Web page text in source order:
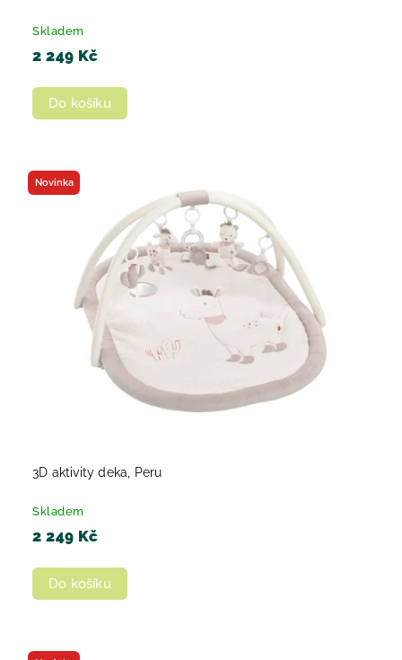
Skladem
2 249 Kč
Do košíku
Novinka
3D aktivity deka, Peru
Skladem
2 249 Kč
Do košíku